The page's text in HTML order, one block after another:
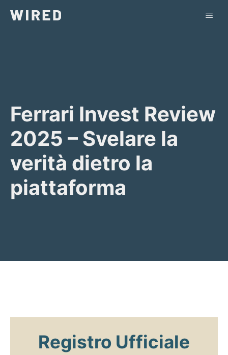
Ferrari Invest Review
2025 – Svelare la
verità dietro la
piattaforma
Registro Ufficiale